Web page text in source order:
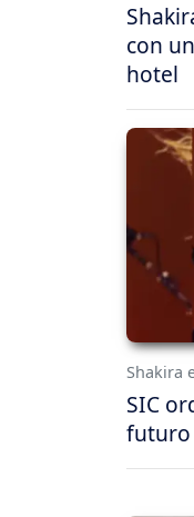
con
hotel
Shakira
SIC
futuro